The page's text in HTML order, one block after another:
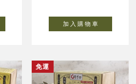
加 入 購 物 車
免運